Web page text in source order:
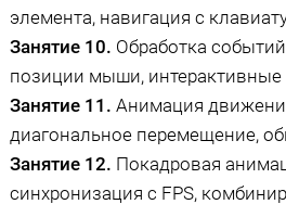
элемента, навигация с
Занятие 10. Обработка
позиции мыши,
Занятие 11. Анимация
диагональное перемещение,
Занятие 12. Покадровая
синхронизация с FPS,